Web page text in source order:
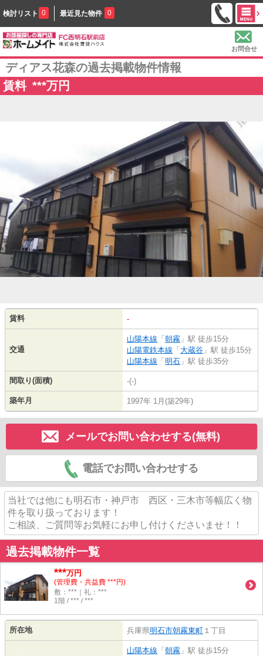
検討リスト 0 最近見た物件 0
お問合せ
ディアス花森の過去掲載物件情報
賃料 ***万円
賃料 -
交通
山陽本線 「 朝霧 」駅 徒歩15分
山陽電鉄本線 「 大蔵谷 」駅 徒歩15分
山陽本線 「 明石 」駅 徒歩35分
間取り(面積) -(-)
築年月 1997年 1月(築29年)
メールでお問い合わせする(無料)
電話でお問い合わせする
当社では他にも明石市・神戸市 西区・三木市等幅広く物
件を取り扱っております！
ご相談、ご質問等お気軽にお申し付けくださいませ！！
過去掲載物件一覧
***万円
(管理費・共益費 ***円)
敷：***｜礼：***
1階 / *** / ***
所在地 兵庫県明石市朝霧東町 １丁目
山陽本線 「 朝霧 」駅 徒歩15分